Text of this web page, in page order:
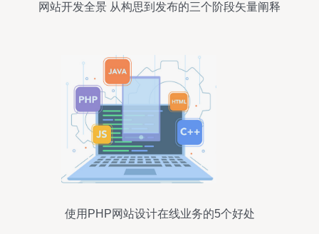
网站开发全景 从构思到发布的三个阶段矢量阐释
使用PHP网站设计在线业务的5个好处